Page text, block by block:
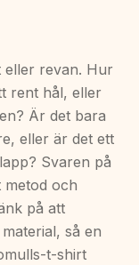
eller revan. Hur
rent hål, eller
Är det bara
eller är det ett
Svaren på
metod och
på att
så en
t-shirt